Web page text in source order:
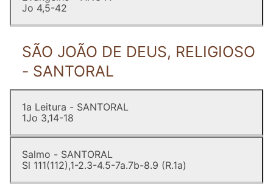
Jo 4,5-42
SÃO JOÃO DE DEUS, RELIGIOSO
- SANTORAL
1a Leitura - SANTORAL
1Jo 3,14-18
Salmo - SANTORAL
Sl 111(112),1-2.3-4.5-7a.7b-8.9 (R.1a)